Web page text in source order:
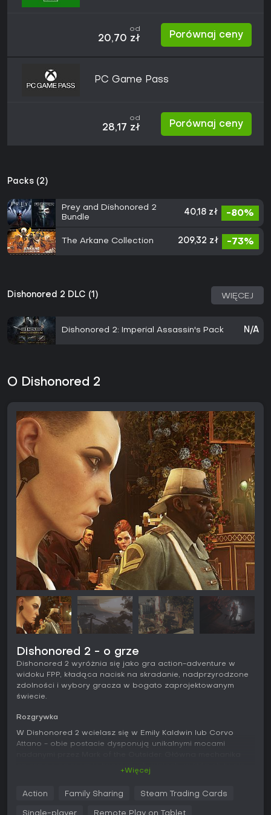
od
20,70 zł Porównaj ceny
PC Game Pass
od
28,17 zł Porównaj ceny
Packs (2)
Prey and Dishonored 2
Bundle
40,18 zł -80%
The Arkane Collection 209,32 zł -73%
Dishonored 2 DLC (1) WIĘCEJ
Dishonored 2: Imperial Assassin's Pack N/A
O Dishonored 2
Dishonored 2 - o grze
Dishonored 2 wyróżnia się jako gra action-adventure w
widoku FPP, kładąca nacisk na skradanie, nadprzyrodzone
zdolności i wybory gracza w bogato zaprojektowanym
świecie.
Rozgrywka
W Dishonored 2 wcielasz się w Emily Kaldwin lub Corvo
Attano - obie postacie dysponują unikalnymi mocami
na bezpośrednie starcia z użyciem mieczy, kusz czy
gadżetów. Zdolności rozwijasz poprzez crafting
+Więcej
Action Family Sharing Steam Trading Cards